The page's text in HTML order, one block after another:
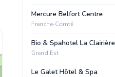
Mercure Belfort Centre
Franche-Comté
Bio & Spahotel La Clairière
Grand Est
Le Galet Hôtel & Spa